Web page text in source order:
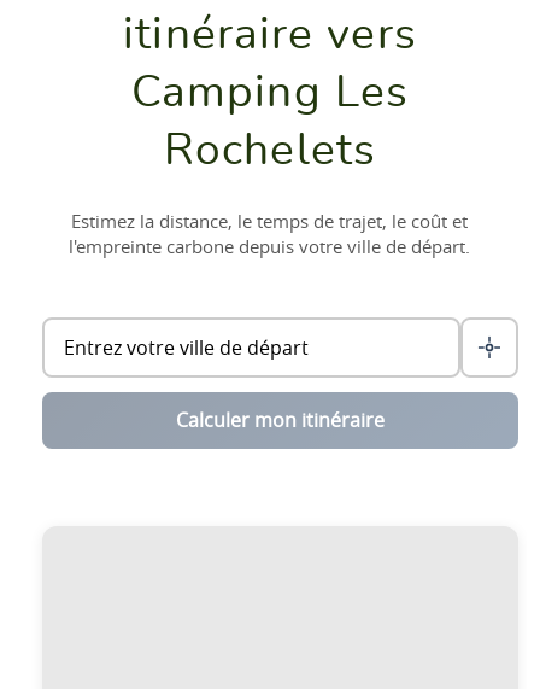
itinéraire vers
Camping Les
Rochelets
Estimez la distance, le temps de trajet, le coût et
l'empreinte carbone depuis votre ville de départ.
Calculer mon itinéraire